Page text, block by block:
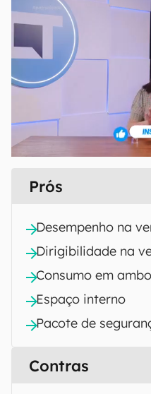
Prós
Desempenho na
Dirigibilidade na
Consumo em
Espaço interno
Pacote de
Contras